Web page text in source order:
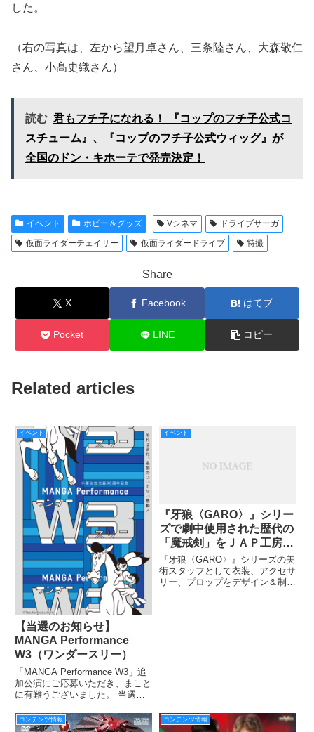
した。
（右の写真は、左から望月卓さん、三条陸さん、大森敬仁
さん、小髙史織さん）
読む 君もフチ子になれる！ 『コップのフチ子公式コ
スチューム』、『コップのフチ子公式ウィッグ』が
全国のドン・キホーテで発売決定！
イベント ホビー＆グッズ Vシネマ
ドライブサーガ
仮面ライダーチェイサー
仮面ライダードライブ 特撮
Share
X Facebook はてブ
Pocket LINE コピー
Related articles
イベント
【当選のお知らせ】
MANGA Performance
W3（ワンダースリー）
「MANGA Performance W3」追
加公演にご応募いただき、まこと
に有難うございました。 当選の
おりますので、ご確認をよろしく
お願いいたします。
イベント
『牙狼〈GARO〉』シリー
ズで劇中使用された歴代の
「魔戒剣」をＪＡＰ工房直
営店＜GUILD-UNIT＞で展
示中！ 2018年12月30日
（日）まで開催
『牙狼〈GARO〉』シリーズの美
術スタッフとして衣装、アクセサ
リー、プロップをデザイン＆制作
コンテンツ情報 コンテンツ情報